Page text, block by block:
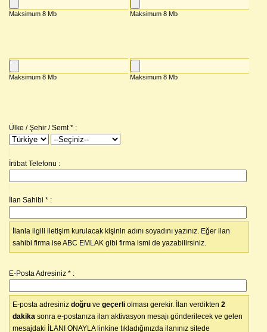
Ülke / Şehir / Semt* :
İrtibat Telefonu :
İlan Sahibi * :
İlanla ilgili iletişim kurulacak kişinin adını soyadını yazınız. Eğer ilan
sahibi firma ise ABC EMLAK gibi firma ismi de yazabilirsiniz.
E-Posta Adresiniz * :
E-posta adresiniz doğru ve geçerli olması gerekir. İlan verdikten 2
dakika sonra e-postanıza ilan aktivasyon mesajı gönderilecek ve gelen
mesajdaki İLANI ONAYLA linkine tıkladığınızda ilanınız sitede